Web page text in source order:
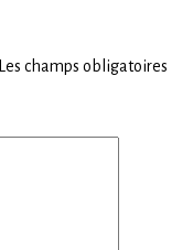
Les champs obligatoires